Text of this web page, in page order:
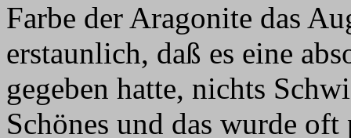
Farbe der Aragonite das
erstaunlich, daß es eine
gegeben hatte, nichts
Schönes und das wurde